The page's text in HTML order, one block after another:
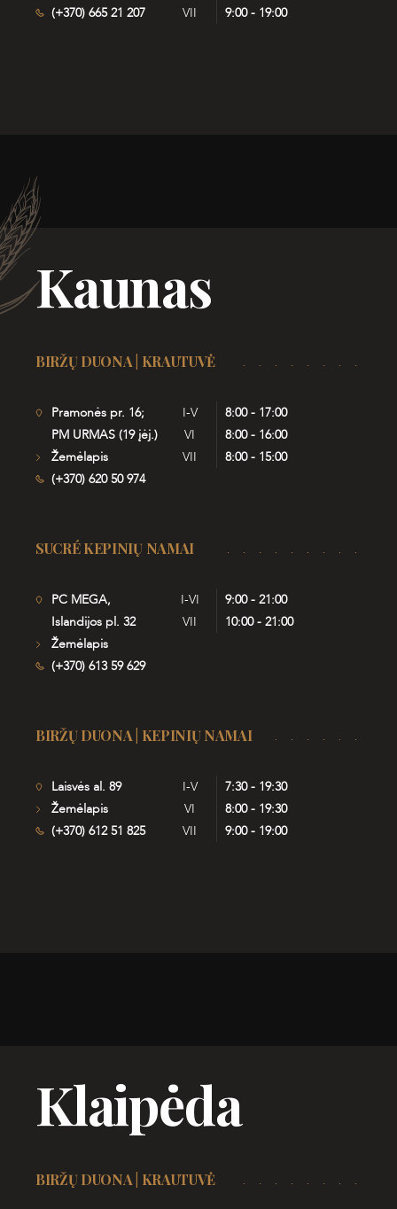
(+370) 665 21 207
VII
9:00 - 19:00
Kaunas
BIRŽŲ DUONA | KRAUTUVĖ
Pramonės pr. 16;
PM URMAS (19 įėj.)
Žemėlapis
(+370) 620 50 974
I-V
8:00 - 17:00
VI
8:00 - 16:00
VII
8:00 - 15:00
SUCRÉ KEPINIŲ NAMAI
PC MEGA,
Islandijos pl. 32
Žemėlapis
(+370) 613 59 629
I-VI
9:00 - 21:00
VII
10:00 - 21:00
BIRŽŲ DUONA | KEPINIŲ NAMAI
Laisvės al. 89
Žemėlapis
(+370) 612 51 825
I-V
7:30 - 19:30
VI
8:00 - 19:30
VII
9:00 - 19:00
Klaipėda
BIRŽŲ DUONA | KRAUTUVĖ